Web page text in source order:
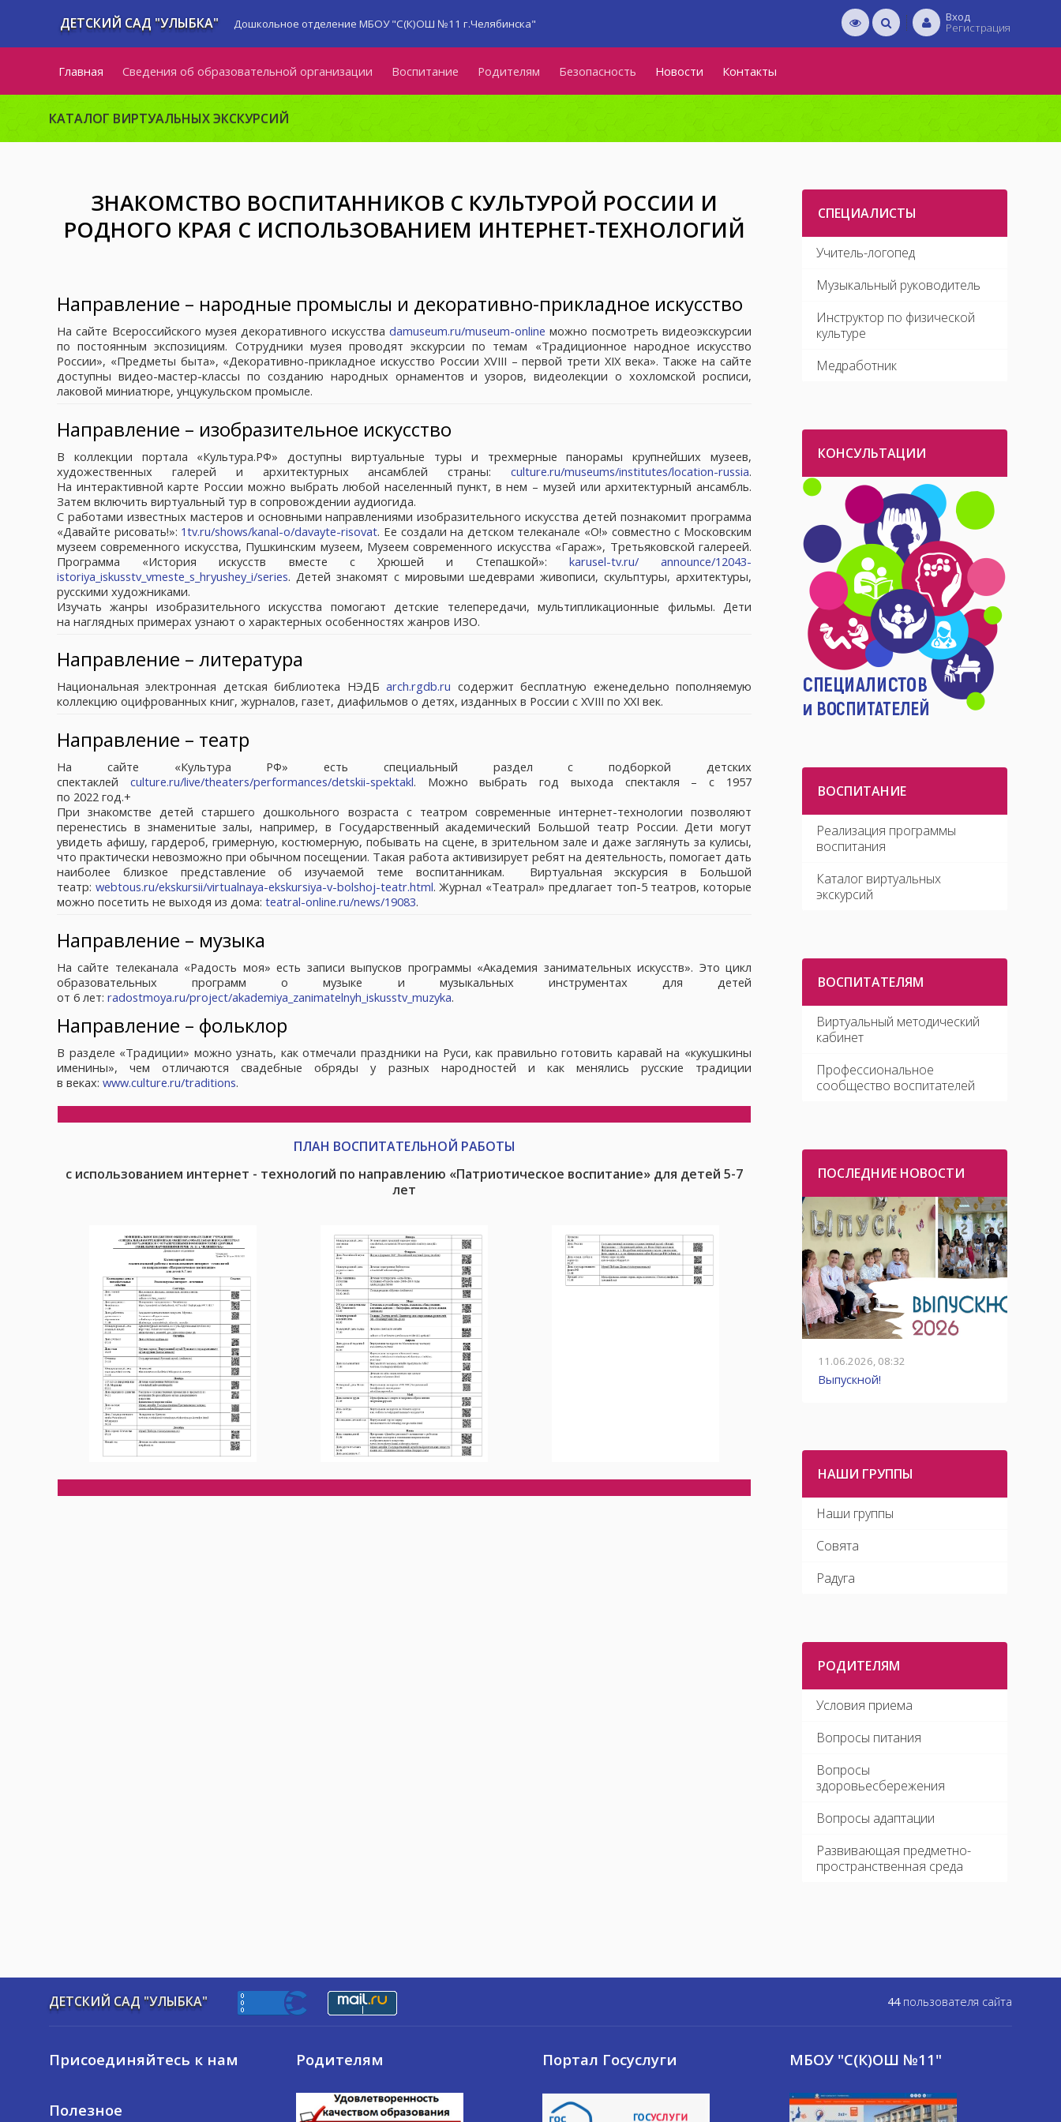
ДЕТСКИЙ САД "УЛЫБКА" Дошкольное отделение МБОУ "С(К)ОШ №11 г.Челябинска" Вход
Регистрация
Главная Сведения об образовательной организации Воспитание Родителям Безопасность Новости Контакты
КАТАЛОГ ВИРТУАЛЬНЫХ ЭКСКУРСИЙ
ЗНАКОМСТВО ВОСПИТАННИКОВ С КУЛЬТУРОЙ РОССИИ И
РОДНОГО КРАЯ С ИСПОЛЬЗОВАНИЕМ ИНТЕРНЕТ-ТЕХНОЛОГИЙ
Направление – народные промыслы и декоративно-прикладное искусство
На сайте Всероссийского музея декоративного искусства damuseum.ru/museum-online можно посмотреть видеоэкскурсии
по постоянным экспозициям. Сотрудники музея проводят экскурсии по темам «Традиционное народное искусство
России», «Предметы быта», «Декоративно-прикладное искусство России XVIII – первой трети XIX века». Также на сайте
доступны видео-мастер-классы по созданию народных орнаментов и узоров, видеолекции о хохломской росписи,
лаковой миниатюре, унцукульском промысле.
Направление – изобразительное искусство
В коллекции портала «Культура.РФ» доступны виртуальные туры и трехмерные панорамы крупнейших музеев,
художественных галерей и архитектурных ансамблей страны: culture.ru/museums/institutes/location-russia.
На интерактивной карте России можно выбрать любой населенный пункт, в нем – музей или архитектурный ансамбль.
Затем включить виртуальный тур в сопровождении аудиогида.
С работами известных мастеров и основными направлениями изобразительного искусства детей познакомит программа
«Давайте рисовать!»: 1tv.ru/shows/kanal-o/davayte-risovat. Ее создали на детском телеканале «О!» совместно с Московским
музеем современного искусства, Пушкинским музеем, Музеем современного искусства «Гараж», Третьяковской галереей.
Программа «История искусств вместе с Хрюшей и Степашкой»: karusel-tv.ru/ announce/12043-
istoriya_iskusstv_vmeste_s_hryushey_i/series. Детей знакомят с мировыми шедеврами живописи, скульптуры, архитектуры,
русскими художниками.
Изучать жанры изобразительного искусства помогают детские телепередачи, мультипликационные фильмы. Дети
на наглядных примерах узнают о характерных особенностях жанров ИЗО.
Направление – литература
Национальная электронная детская библиотека НЭДБarch.rgdb.ru содержит бесплатную еженедельно пополняемую
коллекцию оцифрованных книг, журналов, газет, диафильмов о детях, изданных в России с XVIII по XXI век.
Направление – театр
На сайте «Культура РФ» есть специальный раздел с подборкой детских
спектаклей culture.ru/live/theaters/performances/detskii-spektakl. Можно выбрать год выхода спектакля – с 1957
по 2022 год.+
При знакомстве детей старшего дошкольного возраста с театром современные интернет-технологии позволяют
перенестись в знаменитые залы, например, в Государственный академический Большой театр России. Дети могут
увидеть афишу, гардероб, гримерную, костюмерную, побывать на сцене, в зрительном зале и даже заглянуть за кулисы,
что практически невозможно при обычном посещении. Такая работа активизирует ребят на деятельность, помогает дать
наиболее близкое представление об изучаемой теме воспитанникам. Виртуальная экскурсия в Большой
театр: webtous.ru/ekskursii/virtualnaya-ekskursiya-v-bolshoj-teatr.html. Журнал «Театрал» предлагает топ-5 театров, которые
можно посетить не выходя из дома: teatral-online.ru/news/19083.
Направление – музыка
На сайте телеканала «Радость моя» есть записи выпусков программы «Академия занимательных искусств». Это цикл
образовательных программ о музыке и музыкальных инструментах для детей
от 6 лет: radostmoya.ru/project/akademiya_zanimatelnyh_iskusstv_muzyka.
Направление – фольклор
В разделе «Традиции» можно узнать, как отмечали праздники на Руси, как правильно готовить каравай на «кукушкины
именины», чем отличаются свадебные обряды у разных народностей и как менялись русские традиции
в веках: www.culture.ru/traditions.
ПЛАН ВОСПИТАТЕЛЬНОЙ РАБОТЫ
с использованием интернет - технологий по направлению «Патриотическое воспитание» для детей 5-7
лет
СПЕЦИАЛИСТЫ
Учитель-логопед
Музыкальный руководитель
Инструктор по физической
культуре
Медработник
КОНСУЛЬТАЦИИ
ВОСПИТАНИЕ
Реализация программы
воспитания
Каталог виртуальных
экскурсий
ВОСПИТАТЕЛЯМ
Виртуальный методический
кабинет
Профессиональное
сообщество воспитателей
ПОСЛЕДНИЕ НОВОСТИ
13.05.2026, 14:00
С Днем Победы!
11.06.2026, 08:32
Выпускной!
НАШИ ГРУППЫ
Наши группы
Совята
Радуга
РОДИТЕЛЯМ
Условия приема
Вопросы питания
Вопросы
здоровьесбережения
Вопросы адаптации
Развивающая предметно-
пространственная среда
ДЕТСКИЙ САД "УЛЫБКА" 44пользователя сайта
Присоединяйтесь к нам
Полезное
Родителям Портал Госуслуги МБОУ "С(К)ОШ №11"